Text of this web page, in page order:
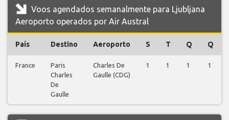
Voos agendados semanalmente para Ljubljana
Aeroporto operados por Air Austral
País Destino Aeroporto S T Q Q
France
Paris
Charles
De
Gaulle
Charles De
Gaulle (CDG)
1 1 1 1